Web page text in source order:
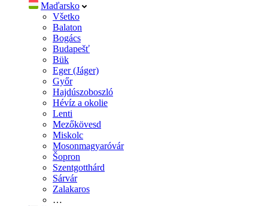
Maďarsko
Všetko
Balaton
Bogács
Budapešť
Bük
Eger (Jáger)
Győr
Hajdúszoboszló
Hévíz a okolie
Lenti
Mezőkövesd
Miskolc
Mosonmagyaróvár
Šopron
Szentgotthárd
Sárvár
Zalakaros
…